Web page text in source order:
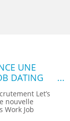
UNE
DATING
Let’s
nouvelle
Work Job